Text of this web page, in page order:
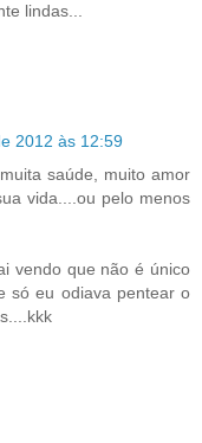
lindas...
2012 às 12:59
saúde, muito amor
vida....ou pelo menos
vendo que não é único
só eu odiava pentear o